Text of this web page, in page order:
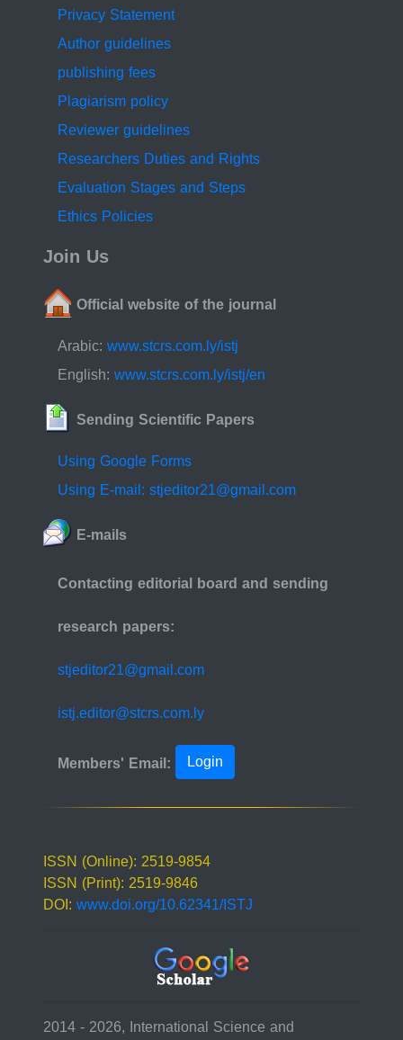
Privacy Statement
Author guidelines
publishing fees
Plagiarism policy
Reviewer guidelines
Researchers Duties and Rights
Evaluation Stages and Steps
Ethics Policies
Join Us
Official website of the journal
Arabic:www.stcrs.com.ly/istj
English:www.stcrs.com.ly/istj/en
Sending Scientific Papers
Using Google Forms
Using E-mail: stjeditor21@gmail.com
E-mails
Contacting editorial board and sending
research papers:
stjeditor21@gmail.com
istj.editor@stcrs.com.ly
Members' Email:
Login
ISSN (Online): 2519-9854
ISSN (Print): 2519-9846
DOI:www.doi.org/10.62341/ISTJ
2014 - 2026, International Science and